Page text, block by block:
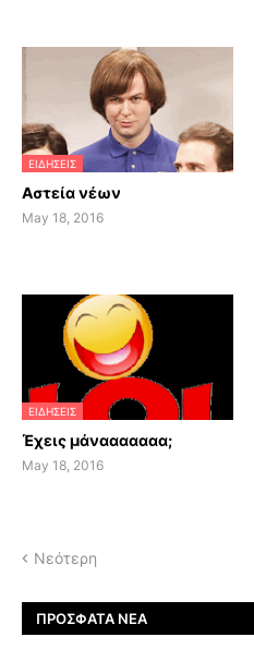
ΕΙΔΗΣΕΙΣ
Αστεία νέων
May 18, 2016
ΕΙΔΗΣΕΙΣ
Έχεις μάνααααααα;
May 18, 2016
Νεότερη
ΠΡΌΣΦΑΤΑ ΝΈΑ